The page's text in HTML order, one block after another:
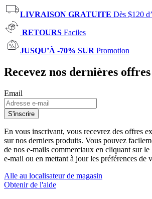
LIVRAISON GRATUITE Dès $120
RETOURS Faciles
JUSQU’À -70% SUR Promotion
Recevez nos dernières offres
Email
S'inscrire
En vous inscrivant, vous recevrez des offres
sur nos derniers produits. Vous pouvez
de nos e-mails commerciaux en cliquant sur le
e-mail ou en mettant à jour les préférences de
Alle au localisateur de magasin
Obtenir de l'aide